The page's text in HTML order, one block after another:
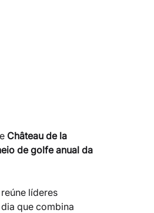
Château de la
de golfe anual da
líderes
que combina